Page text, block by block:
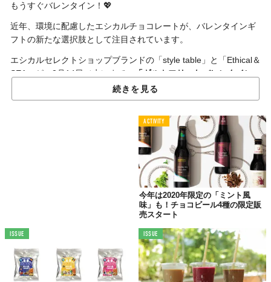
もうすぐバレンタイン！💖
近年、環境に配慮したエシカルチョコレートが、バレンタインギ
フトの新たな選択肢として注目されています。
エシカルセレクトショップブランドの「style table」と「Ethical＆
SEA」が、2月14日（水）まで、
「ギルトフリーなバレンタイン
界中から厳選したオーガニックやヴィーガン、フェアトレードな
どの高品質なエシカルチョコレートが大集合しているそうです。
でも、エシカルなチョコっておいしいの？パッケージはバレンタ
インのイメージに合うの？と疑問に思うかもしれません。
安心してください。そんな不安は瞬時に払拭できます！
甘々なパッケージでも、中身はギルトフリー
続きを見る
ACTIVITY
今年は2020年限定の「ミント風
味」も！チョコビール4種の限定販
売スタート
ISSUE ISSUE